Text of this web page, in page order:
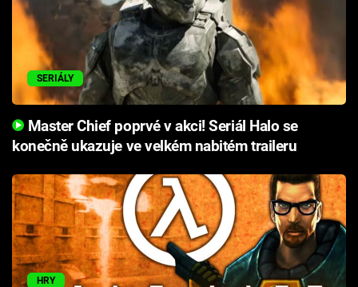
SERIÁLY
Master Chief poprvé v akci! Seriál Halo se
konečně ukazuje ve velkém nabitém traileru
HRY